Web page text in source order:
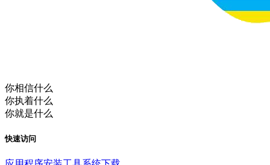
你相信什么
你执着什么
你就是什么
快速访问